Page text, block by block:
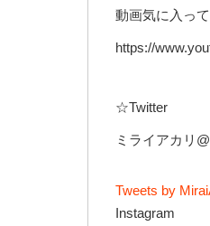
動画気に入っ
https://
☆Twitter
ミライアカリ
Tweets by
Instagram